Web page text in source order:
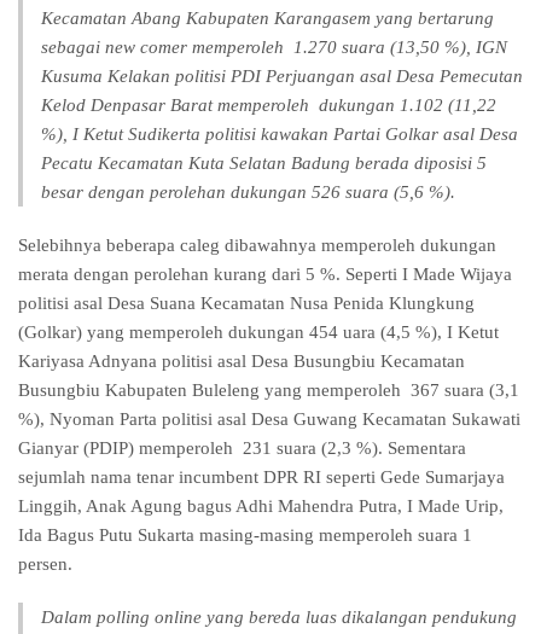
Kecamatan Abang Kabupaten Karangasem yang bertarung
sebagai new comer memperoleh 1.270 suara (13,50 %), IGN
Kusuma Kelakan politisi PDI Perjuangan asal Desa Pemecutan
Kelod Denpasar Barat memperoleh dukungan 1.102 (11,22
%), I Ketut Sudikerta politisi kawakan Partai Golkar asal Desa
Pecatu Kecamatan Kuta Selatan Badung berada diposisi 5
besar dengan perolehan dukungan 526 suara (5,6 %).
Selebihnya beberapa caleg dibawahnya memperoleh dukungan
merata dengan perolehan kurang dari 5 %. Seperti I Made Wijaya
politisi asal Desa Suana Kecamatan Nusa Penida Klungkung
(Golkar) yang memperoleh dukungan 454 uara (4,5 %), I Ketut
Kariyasa Adnyana politisi asal Desa Busungbiu Kecamatan
Busungbiu Kabupaten Buleleng yang memperoleh 367 suara (3,1
%), Nyoman Parta politisi asal Desa Guwang Kecamatan Sukawati
Gianyar (PDIP) memperoleh 231 suara (2,3 %). Sementara
sejumlah nama tenar incumbent DPR RI seperti Gede Sumarjaya
Linggih, Anak Agung bagus Adhi Mahendra Putra, I Made Urip,
Ida Bagus Putu Sukarta masing-masing memperoleh suara 1
persen.
Dalam polling online yang bereda luas dikalangan pendukung